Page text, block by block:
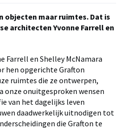
objecten maar ruimtes. Dat is
architecten Yvonne Farrell en
Farrell en Shelley McNamara
hen opgerichte Grafton
ruimtes die ze ontwerpen,
onze onuitgesproken wensen
van het dagelijks leven
daadwerkelijk uitnodigen tot
die Grafton te